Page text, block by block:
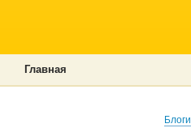
Главная
Блоги